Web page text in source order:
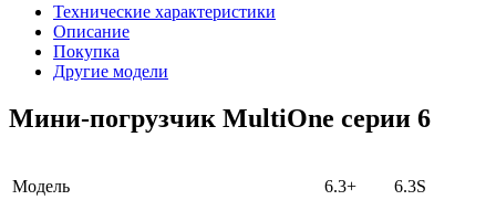
Технические характеристики
Описание
Покупка
Другие модели
Мини-погрузчик MultiОne серии 6
Модель 6.3+ 6.3S